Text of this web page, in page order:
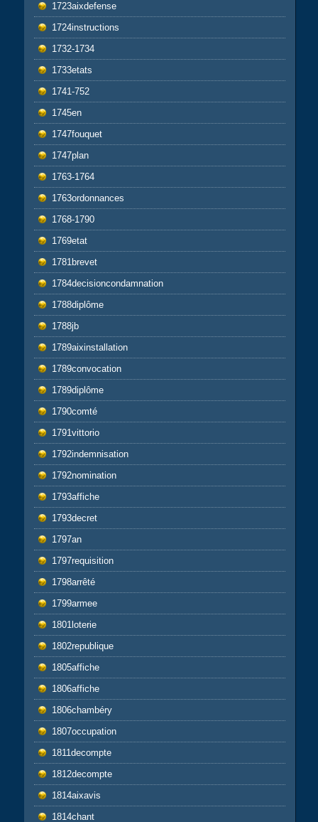
1723aixdefense
1724instructions
1732-1734
1733etats
1741-752
1745en
1747fouquet
1747plan
1763-1764
1763ordonnances
1768-1790
1769etat
1781brevet
1784decisioncondamnation
1788diplôme
1788jb
1789aixinstallation
1789convocation
1789diplôme
1790comté
1791vittorio
1792indemnisation
1792nomination
1793affiche
1793decret
1797an
1797requisition
1798arrêté
1799armee
1801loterie
1802republique
1805affiche
1806affiche
1806chambéry
1807occupation
1811decompte
1812decompte
1814aixavis
1814chant